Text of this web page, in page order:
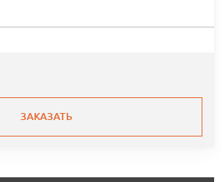
ЗАКАЗАТЬ